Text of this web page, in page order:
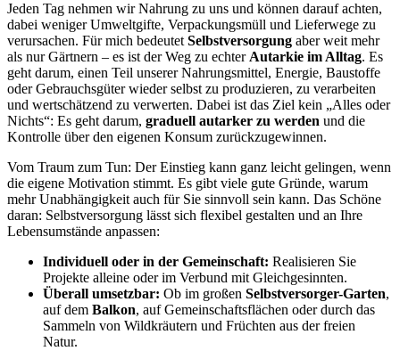
Jeden Tag nehmen wir Nahrung zu uns und können darauf achten,
dabei weniger Umweltgifte, Verpackungsmüll und Lieferwege zu
verursachen. Für mich bedeutet Selbstversorgung aber weit mehr
als nur Gärtnern – es ist der Weg zu echter Autarkie im Alltag. Es
geht darum, einen Teil unserer Nahrungsmittel, Energie, Baustoffe
oder Gebrauchsgüter wieder selbst zu produzieren, zu verarbeiten
und wertschätzend zu verwerten. Dabei ist das Ziel kein „Alles oder
Nichts“: Es geht darum, graduell autarker zu werden und die
Kontrolle über den eigenen Konsum zurückzugewinnen.
Vom Traum zum Tun: Der Einstieg kann ganz leicht gelingen, wenn
die eigene Motivation stimmt. Es gibt viele gute Gründe, warum
mehr Unabhängigkeit auch für Sie sinnvoll sein kann. Das Schöne
daran: Selbstversorgung lässt sich flexibel gestalten und an Ihre
Lebensumstände anpassen:
Individuell oder in der Gemeinschaft: Realisieren Sie
Projekte alleine oder im Verbund mit Gleichgesinnten.
Überall umsetzbar: Ob im großen Selbstversorger-Garten,
auf dem Balkon, auf Gemeinschaftsflächen oder durch das
Sammeln von Wildkräutern und Früchten aus der freien
Natur.